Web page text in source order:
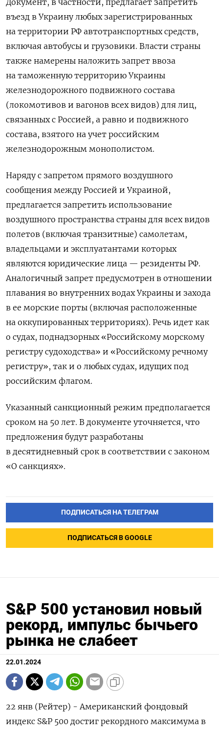
въезд в Украину любых зарегистрированных
на территории РФ автотранспортных средств,
включая автобусы и грузовики. Власти страны
также намерены наложить запрет ввоза
на таможенную территорию Украины
железнодорожного подвижного состава
(локомотивов и вагонов всех видов) для лиц,
связанных с Россией, а равно и подвижного
состава, взятого на учет российским
железнодорожным монополистом.
Наряду с запретом прямого воздушного
сообщения между Россией и Украиной,
предлагается запретить использование
воздушного пространства страны для всех видов
полетов (включая транзитные) самолетам,
владельцами и эксплуатантами которых
являются юридические лица — резиденты РФ.
Аналогичный запрет предусмотрен в отношении
плавания во внутренних водах Украины и захода
в ее морские порты (включая расположенные
на оккупированных территориях). Речь идет как
о судах, поднадзорных «Российскому морскому
регистру судоходства» и «Российскому речному
регистру», так и о любых судах, идущих под
российским флагом.
Указанный санкционный режим предполагается
сроком на 50 лет. В документе уточняется, что
предложения будут разработаны
в десятидневный срок в соответствии с законом
«О санкциях».
ПОДПИСАТЬСЯ НА ТЕЛЕГРАМ
ПОДПИСАТЬСЯ В GOOGLE
S&P 500 установил новый
рекорд, импульс бычьего
рынка не слабеет
22.01.2024
22 янв (Рейтер) - Американский фондовый
индекс S&P 500 достиг рекордного максимума в